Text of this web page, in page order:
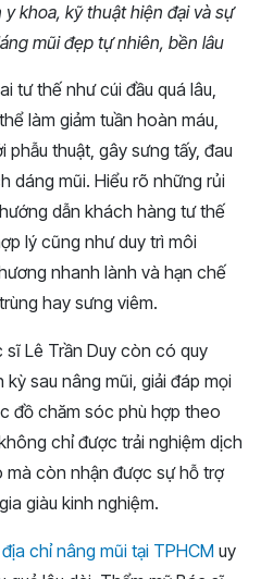
khoa, kỹ thuật hiện đại và sự
mũi đẹp tự nhiên, bền lâu
tư thế như cúi đầu quá lâu,
làm giảm tuần hoàn máu,
phẫu thuật, gây sưng tấy, đau
dáng mũi. Hiểu rõ những rủi
dẫn khách hàng tư thế
lý cũng như duy trì môi
nhanh lành và hạn chế
hay sưng viêm.
Lê Trần Duy còn có quy
sau nâng mũi, giải đáp mọi
đồ chăm sóc phù hợp theo
chỉ được trải nghiệm dịch
còn nhận được sự hỗ trợ
giàu kinh nghiệm.
địa chỉ nâng mũi tại TPHCM uy